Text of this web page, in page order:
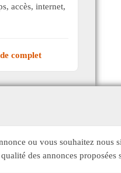
accès, internet,
complet
ou vous souhaitez
des annonces proposées